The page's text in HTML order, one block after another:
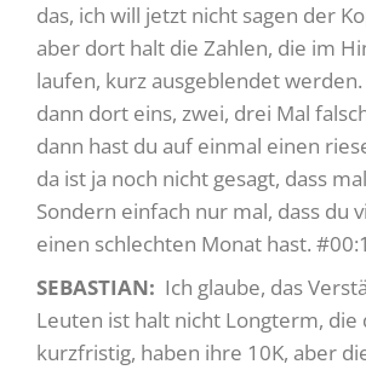
das, ich will jetzt nicht sagen der
aber dort halt die Zahlen, die im
laufen, kurz ausgeblendet
dann dort eins, zwei, drei Mal
dann hast du auf einmal einen
da ist ja noch nicht gesagt, dass
Sondern einfach nur mal, dass du
einen schlechten Monat hast.
SEBASTIAN: Ich glaube, das
Leuten ist halt nicht Longterm, die
kurzfristig, haben ihre 10K, aber